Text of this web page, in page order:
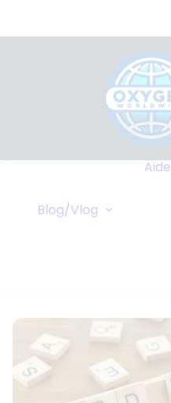
Livrer?
Fréquentes
Croisières
Aide
Blog/Vlog